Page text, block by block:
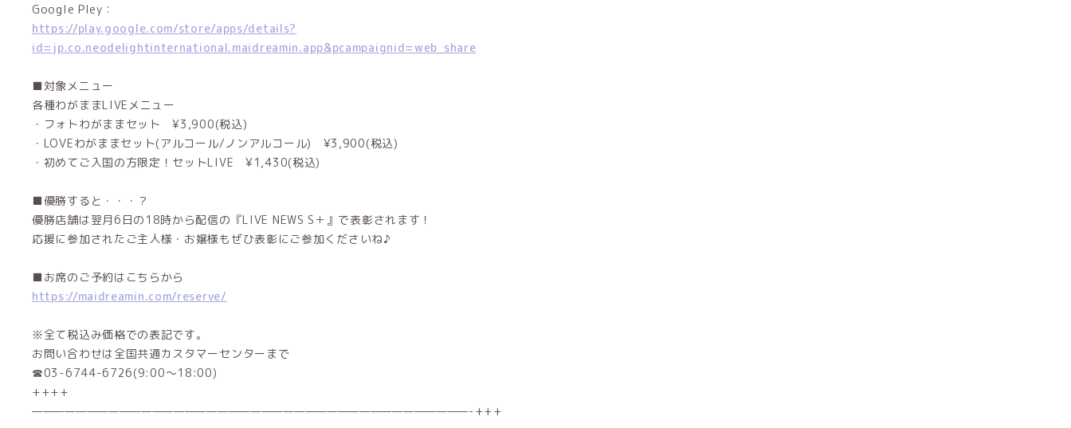
Google Pley：
https://play.google.com/store/apps/details?
id=jp.co.neodelightinternational.maidreamin.app&pcampaignid=web_share
■対象メニュー
各種わがままLIVEメニュー
・フォトわがままセット ¥3,900(税込)
・LOVEわがままセット(アルコール/ノンアルコール) ¥3,900(税込)
・初めてご入国の方限定！セットLIVE ¥1,430(税込)
■優勝すると・・・？
優勝店舗は翌月6日の18時から配信の『LIVE NEWS S＋』で表彰されます！
応援に参加されたご主人様・お嬢様もぜひ表彰にご参加くださいね♪
■お席のご予約はこちらから
https://maidreamin.com/reserve/
※全て税込み価格での表記です。
お問い合わせは全国共通カスタマーセンターまで
☎03-6744-6726(9:00～18:00)
++++
————————————————————————————————————————-+++